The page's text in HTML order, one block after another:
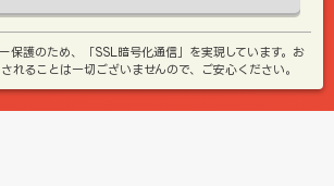
保護のため、「SSL暗号化通信」を実現しています。お
れることは一切ございませんので、ご安心ください。